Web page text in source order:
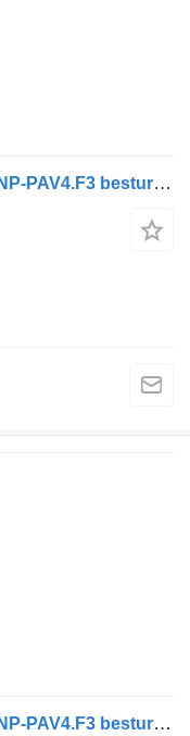
Maestronic LIONS CITY (01.04-) MNP-PAV4.F3 besturingseenheid voor MAN bus
Maestronic LIONS CITY (01.04-) MNP-PAV4.F3 besturingseenheid voor MAN bus